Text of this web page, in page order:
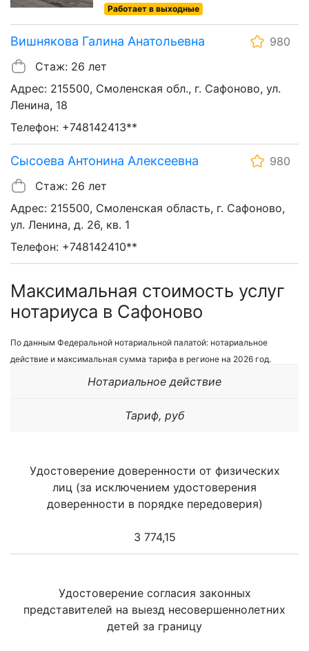
Работает в выходные
Вишнякова Галина Анатольевна
980
Стаж: 26 лет
Адрес: 215500, Смоленская обл., г. Сафоново, ул.
Ленина, 18
Телефон: +748142413**
Сысоева Антонина Алексеевна
980
Стаж: 26 лет
Адрес: 215500, Смоленская область, г. Сафоново,
ул. Ленина, д. 26, кв. 1
Телефон: +748142410**
Максимальная стоимость услуг
нотариуса в Сафоново
По данным Федеральной нотариальной палатой: нотариальное
действие и максимальная сумма тарифа в регионе на 2026 год.
Нотариальное действие
Тариф, руб
Удостоверение доверенности от физических
лиц (за исключением удостоверения
доверенности в порядке передоверия)
3 774,15
Удостоверение согласия законных
представителей на выезд несовершеннолетних
детей за границу